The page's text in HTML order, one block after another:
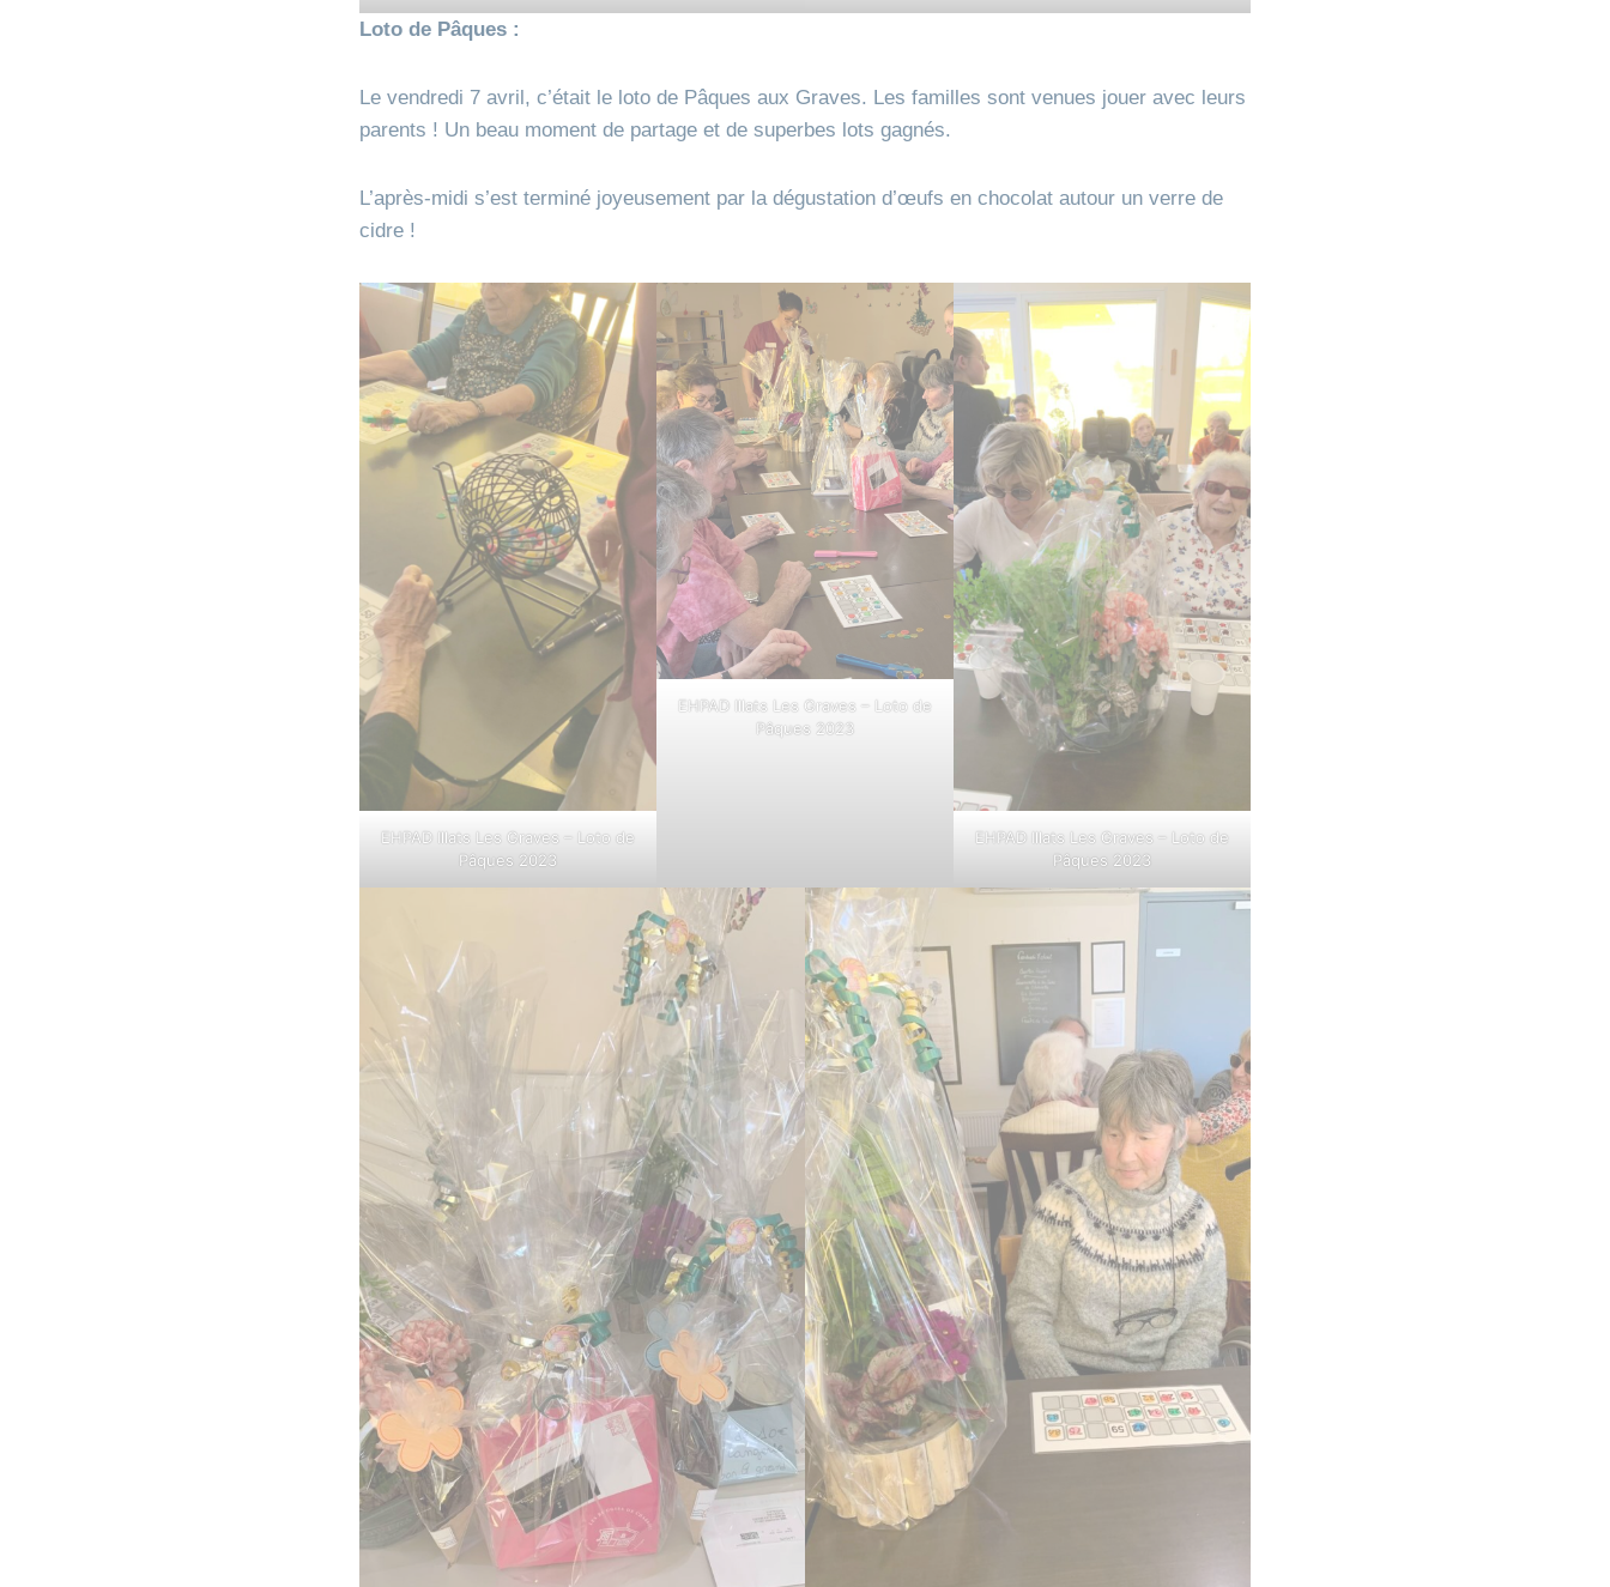
Loto de Pâques :
Le vendredi 7 avril, c’était le loto de Pâques aux Graves. Les familles sont venues jouer avec leurs
parents ! Un beau moment de partage et de superbes lots gagnés.
L’après-midi s’est terminé joyeusement par la dégustation d’œufs en chocolat autour un verre de
cidre !
EHPAD Illats Les Graves – Loto de
Pâques 2023
EHPAD Illats Les Graves – Loto de
Pâques 2023
EHPAD Illats Les Graves – Loto de
Pâques 2023